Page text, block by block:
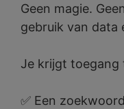
Geen magie.
gebruik van data
Je krijgt toegang
✅ Een